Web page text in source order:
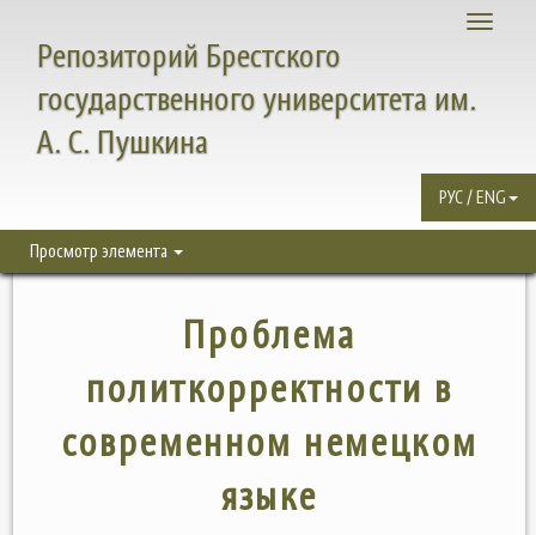
Toggle
Репозиторий Брестского
государственного университета им.
А. С. Пушкина
РУС / ENG
Просмотр элемента
Проблема
политкорректности в
современном немецком
языке